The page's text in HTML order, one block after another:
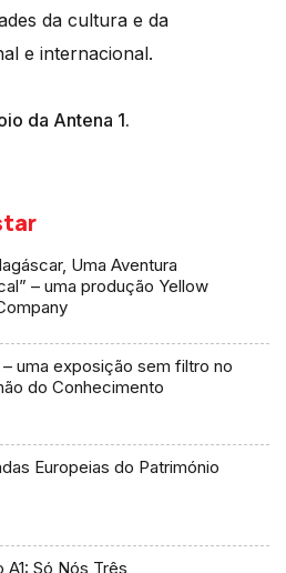
da cultura e da
e internacional.
da Antena 1.
Uma Aventura
– uma produção Yellow
– uma exposição sem filtro no
do Conhecimento
Europeias do Património
A1: Só Nós Três